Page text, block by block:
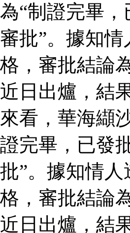
為“制證完畢
審批”。據知
格，審批結論
近日出爐，結
來看，華海纈
證完畢，已發
批”。據知情
格，審批結論
近日出爐，結